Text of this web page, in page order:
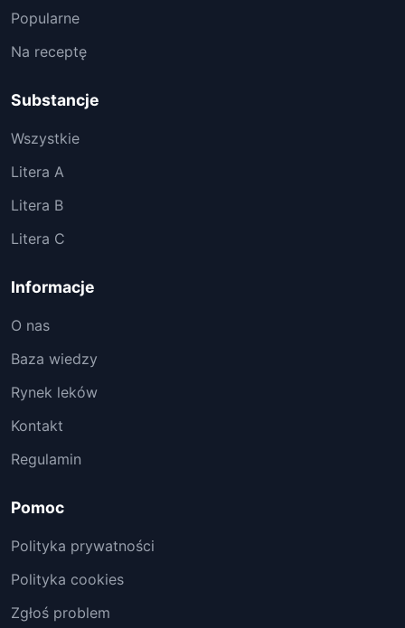
Popularne
Na receptę
Substancje
Wszystkie
Litera A
Litera B
Litera C
Informacje
O nas
Baza wiedzy
Rynek leków
Kontakt
Regulamin
Pomoc
Polityka prywatności
Polityka cookies
Zgłoś problem